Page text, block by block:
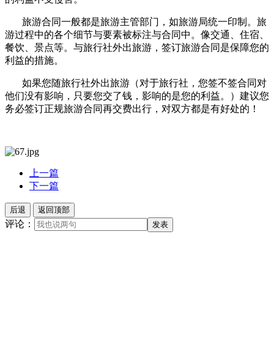
旅游合同一般都是旅游主管部门，如旅游局统一印制。旅
游过程中的各个细节与要素被标注与合同中。像交通、住宿、
餐饮、景点等。与旅行社外出旅游，签订旅游合同是保障您的
利益的措施。
如果您随旅行社外出旅游（对于旅行社，您签不签合同对
他们没有影响，只要您交了钱，影响的是您的利益。）建议您
务必签订正规旅游合同再交费出行，对双方都是有好处的！
上一篇
下一篇
后退 返回顶部
评论： 发表